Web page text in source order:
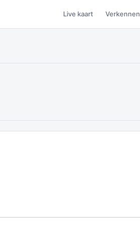
Live kaart Verkennen